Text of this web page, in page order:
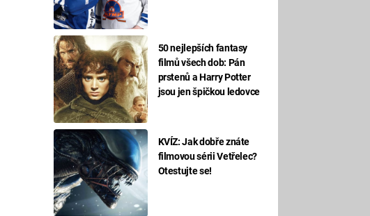
50 nejlepších fantasy
filmů všech dob: Pán
prstenů a Harry Potter
jsou jen špičkou ledovce
KVÍZ: Jak dobře znáte
filmovou sérii Vetřelec?
Otestujte se!